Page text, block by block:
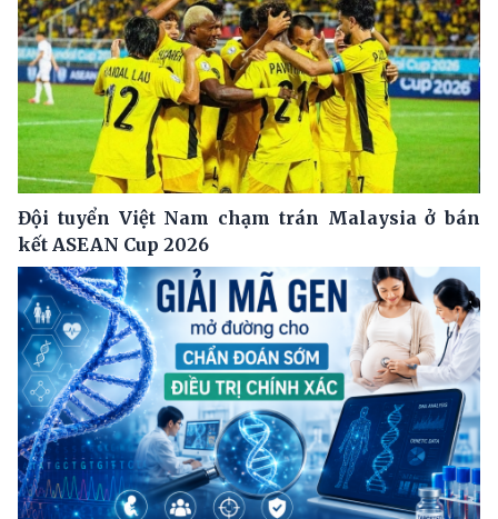
Đội tuyển Việt Nam chạm trán Malaysia ở bán
kết ASEAN Cup 2026